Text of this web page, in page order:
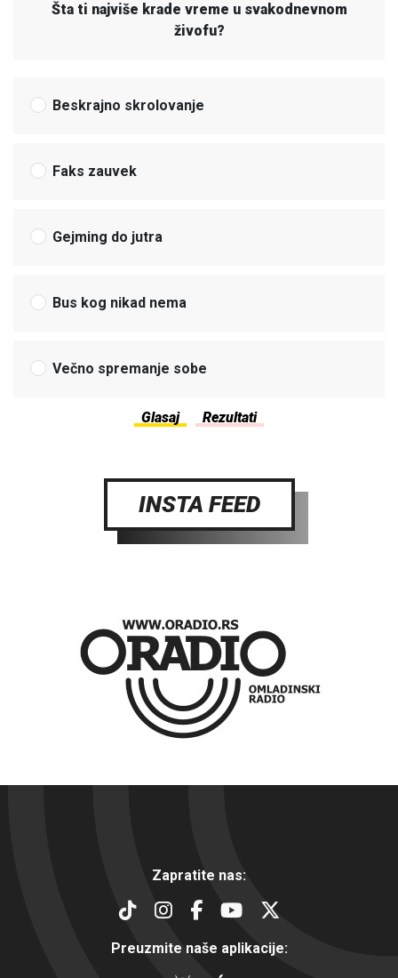
Šta ti najviše krade vreme u svakodnevnom
živofu?
Beskrajno skrolovanje
Faks zauvek
Gejming do jutra
Bus kog nikad nema
Večno spremanje sobe
INSTA FEED
Zapratite nas:
Preuzmite naše aplikacije: